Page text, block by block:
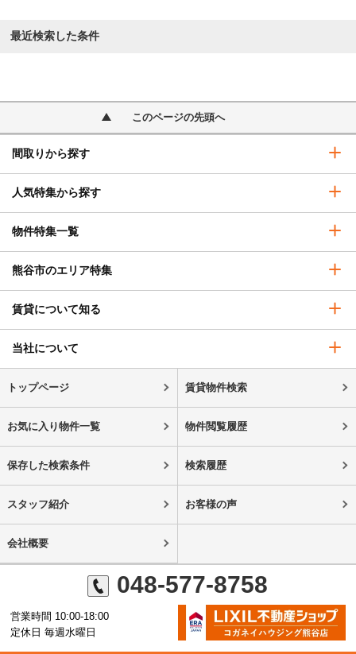
最近検索した条件
このページの先頭へ
間取りから探す
人気特集から探す
物件特集一覧
熊谷市のエリア特集
賃貸について知る
当社について
トップページ 賃貸物件検索
お気に入り物件一覧 物件閲覧履歴
保存した検索条件 検索履歴
スタッフ紹介 お客様の声
会社概要
048-577-8758
営業時間 10:00-18:00
定休日 毎週水曜日